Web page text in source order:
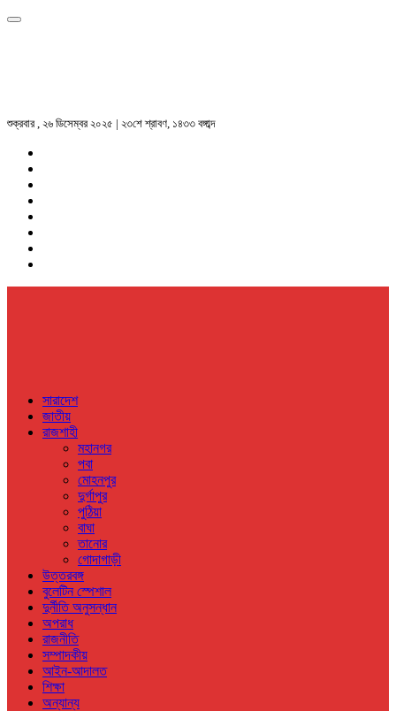
শুক্রবার , ২৬ ডিসেম্বর ২০২৫ | ২৩শে শ্রাবণ, ১৪৩৩ বঙ্গাব্দ
সারাদেশ
জাতীয়
রাজশাহী
মহানগর
পবা
মোহনপুর
দুর্গাপুর
পুঠিয়া
বাঘা
তানোর
গোদাগাড়ী
উত্তরবঙ্গ
বুলেটিন স্পেশাল
দুর্নীতি অনুসন্ধান
অপরাধ
রাজনীতি
সম্পাদকীয়
আইন-আদালত
শিক্ষা
অন্যান্য